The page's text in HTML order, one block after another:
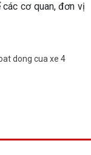
cơ quan, đơn vị
dong cua xe 4